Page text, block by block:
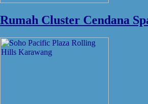
Rumah Cluster Cendana